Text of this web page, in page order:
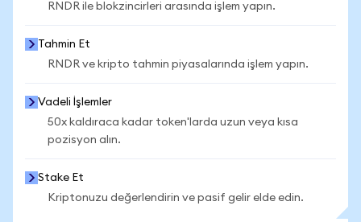
RNDR ile blokzincirleri arasında işlem yapın.
Tahmin Et
RNDR ve kripto tahmin piyasalarında işlem yapın.
Vadeli İşlemler
50x kaldıraca kadar token'larda uzun veya kısa
pozisyon alın.
Stake Et
Kriptonuzu değerlendirin ve pasif gelir elde edin.